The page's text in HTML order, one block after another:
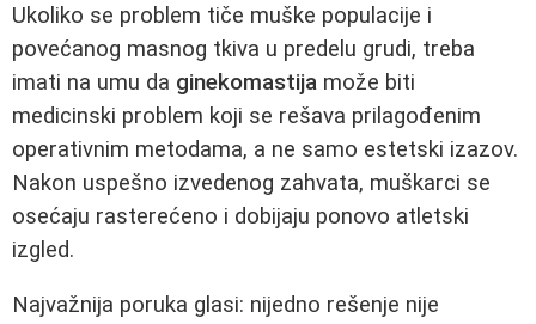
Ukoliko se problem tiče muške populacije i
povećanog masnog tkiva u predelu grudi, treba
imati na umu da ginekomastija može biti
medicinski problem koji se rešava prilagođenim
operativnim metodama, a ne samo estetski izazov.
Nakon uspešno izvedenog zahvata, muškarci se
osećaju rasterećeno i dobijaju ponovo atletski
izgled.
Najvažnija poruka glasi: nijedno rešenje nije